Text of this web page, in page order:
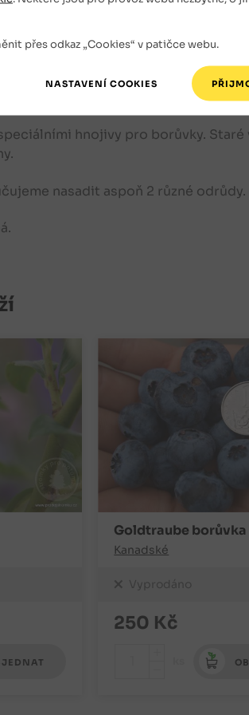
přes odkaz „Cookies“ v patičce webu.
je však třeba do jámy
Drenáž je velmi
keramzit nebo kamennou drť.
hnojivy pro borůvky.
nasadit aspoň 2 různé odrůdy.
Goldtraube borůvka
Kanadské
Vyprodáno
250 Kč